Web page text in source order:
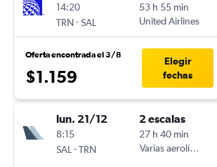
14:20
TRN-SAL
53 h 55 min
United Airlines
Oferta encontrada el 3/8
$1.159
Elegir
fechas
lun. 21/12
8:15
SAL -TRN
2 escalas
27 h 40 min
Varias aerolíneas